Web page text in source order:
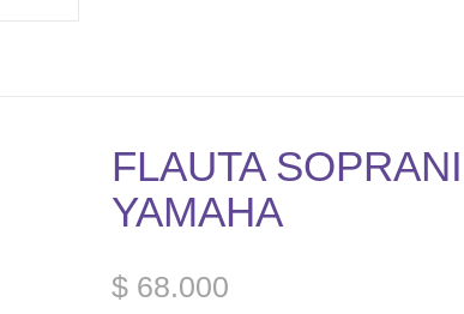
FLAUTA
YAMAHA
$ 68.000